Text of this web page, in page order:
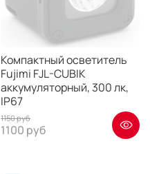
Компактный осветитель
Fujimi FJL-CUBIK
аккумуляторный, 300 лк,
IP67
1150 руб
1100 руб